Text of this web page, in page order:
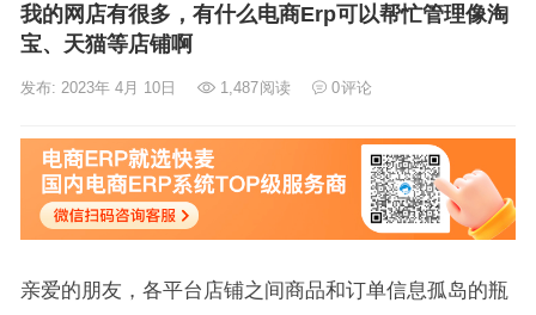
我的网店有很多，有什么电商Erp可以帮忙管理像淘
宝、天猫等店铺啊
发布: 2023年 4月 10日 1,487阅读 0评论
亲爱的朋友，各平台店铺之间商品和订单信息孤岛的瓶